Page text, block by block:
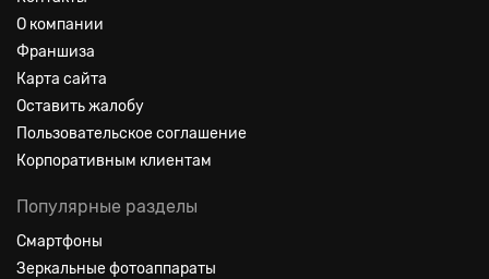
О компании
Франшиза
Карта сайта
Оставить жалобу
Пользовательское соглашение
Корпоративным клиентам
Популярные разделы
Смартфоны
Зеркальные фотоаппараты